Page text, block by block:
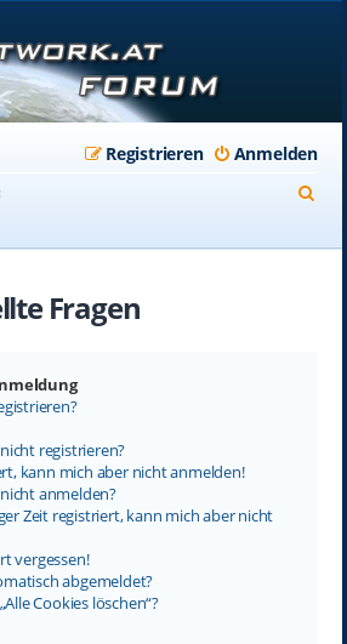
Anmelden
Registrieren
Fragen
registrieren?
kann mich aber nicht anmelden!
anmelden?
Zeit registriert, kann mich aber nicht
vergessen!
abgemeldet?
Cookies löschen“?